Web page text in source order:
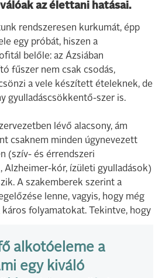
az élettani hatásai.
rendszeresen kurkumát, épp
egy próbát, hiszen a
belőle: az Ázsiában
fűszer nem csak csodás,
a vele készített ételeknek, de
gyulladáscsökkentő-szer is.
lévő alacsony, ám
csaknem minden úgynevezett
(szív- és érrendszeri
Alzheimer-kór, ízületi gyulladások)
A szakemberek szerint a
lenne, vagyis, hogy még
folyamatokat. Tekintve, hogy
alkotóeleme a
egy kiváló